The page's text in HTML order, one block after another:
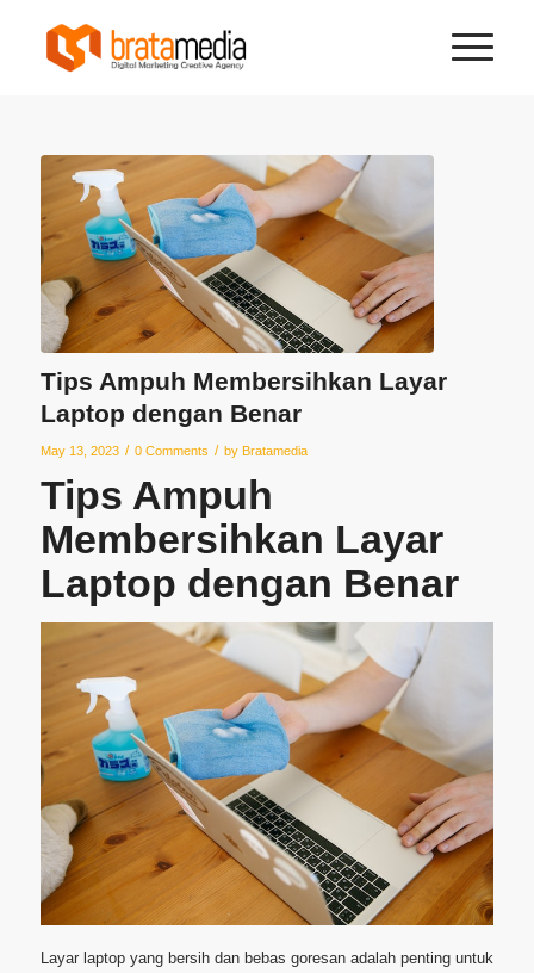
Tips Ampuh Membersihkan Layar
Laptop dengan Benar
May 13, 2023 / 0 Comments / by Bratamedia
Tips Ampuh
Membersihkan Layar
Laptop dengan Benar
Layar laptop yang bersih dan bebas goresan adalah penting untuk